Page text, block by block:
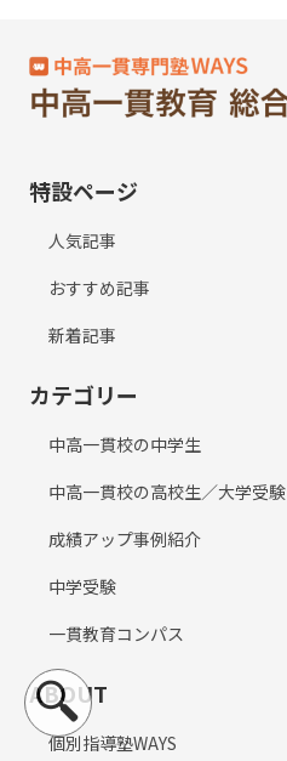
特設ページ
人気記事
おすすめ記事
新着記事
カテゴリー
中高一貫校の中学生
中高一貫校の高校生／大学受験
成績アップ事例紹介
中学受験
一貫教育コンパス
ABOUT
個別指導塾WAYS